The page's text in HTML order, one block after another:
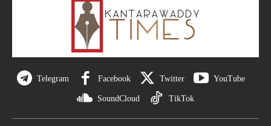
Telegram Facebook Twitter YouTube
SoundCloud TikTok